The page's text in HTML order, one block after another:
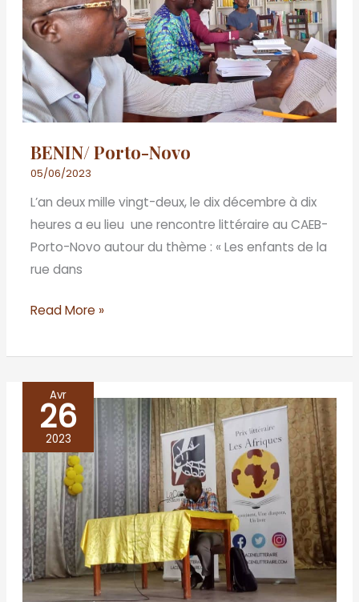
BENIN/ Porto-Novo
05/06/2023
L’an deux mille vingt-deux, le dix décembre à dix
heures a eu lieu une rencontre littéraire au CAEB-
Porto-Novo autour du thème : « Les enfants de la
rue dans
Read More »
Avr
26
2023
RD
Congo/Kinshasa